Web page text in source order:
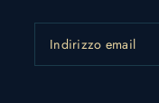
Indirizzo email